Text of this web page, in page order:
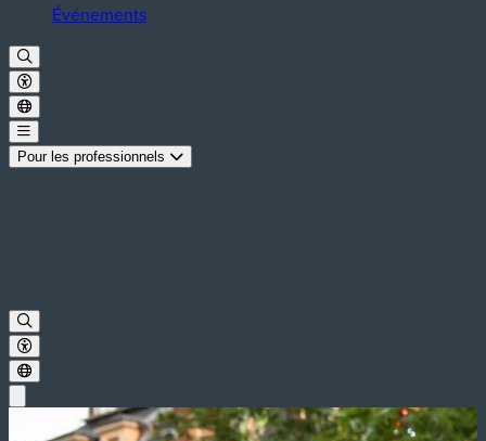
Événements
Pour les professionnels